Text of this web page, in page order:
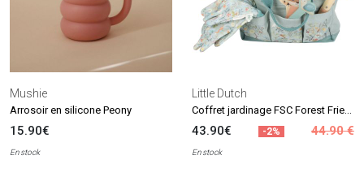
Mushie
Arrosoir en silicone Peony
15.90€
En stock
Little Dutch
43.90€ -2% 44.90 €
En stock